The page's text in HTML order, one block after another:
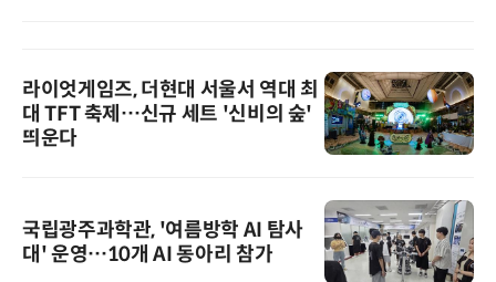
라이엇게임즈, 더현대 서울서 역대 최
대 TFT 축제…신규 세트 '신비의 숲'
띄운다
국립광주과학관, '여름방학 AI 탐사
대' 운영…10개 AI 동아리 참가